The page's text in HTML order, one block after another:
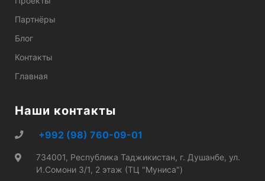
Партнёры
Блог
Контакты
Главная
Наши контакты
+992 (98) 760-09-01
734001, Республика Таджикистан, г. Душанбе, ул.
И.Сомони 3/1, 2 этаж (ТЦ "Муниса")